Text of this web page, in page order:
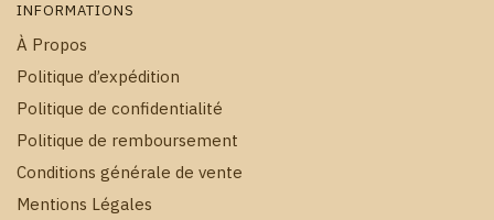
INFORMATIONS
À Propos
Politique d’expédition
Politique de confidentialité
Politique de remboursement
Conditions générale de vente
Mentions Légales